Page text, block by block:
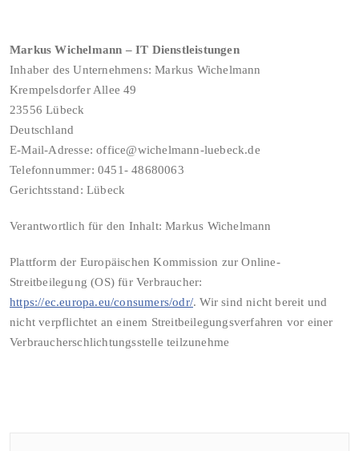
Markus Wichelmann – IT Dienstleistungen
Inhaber des Unternehmens: Markus Wichelmann
Krempelsdorfer Allee 49
23556 Lübeck
Deutschland
E-Mail-Adresse: office@wichelmann-luebeck.de
Telefonnummer: 0451- 48680063
Gerichtsstand: Lübeck
Verantwortlich für den Inhalt: Markus Wichelmann
Plattform der Europäischen Kommission zur Online-
Streitbeilegung (OS) für Verbraucher:
https://ec.europa.eu/consumers/odr/. Wir sind nicht bereit und
nicht verpflichtet an einem Streitbeilegungsverfahren vor einer
Verbraucherschlichtungsstelle teilzunehme